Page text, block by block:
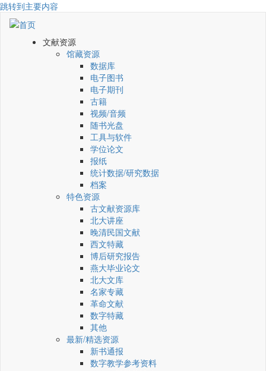
跳转到主要内容
文献资源
馆藏资源
数据库
电子图书
电子期刊
古籍
视频/音频
随书光盘
工具与软件
学位论文
报纸
统计数据/研究数据
档案
特色资源
古文献资源库
北大讲座
晚清民国文献
西文特藏
博后研究报告
燕大毕业论文
北大文库
名家专藏
革命文献
数字特藏
其他
最新/精选资源
新书通报
数字教学参考资料